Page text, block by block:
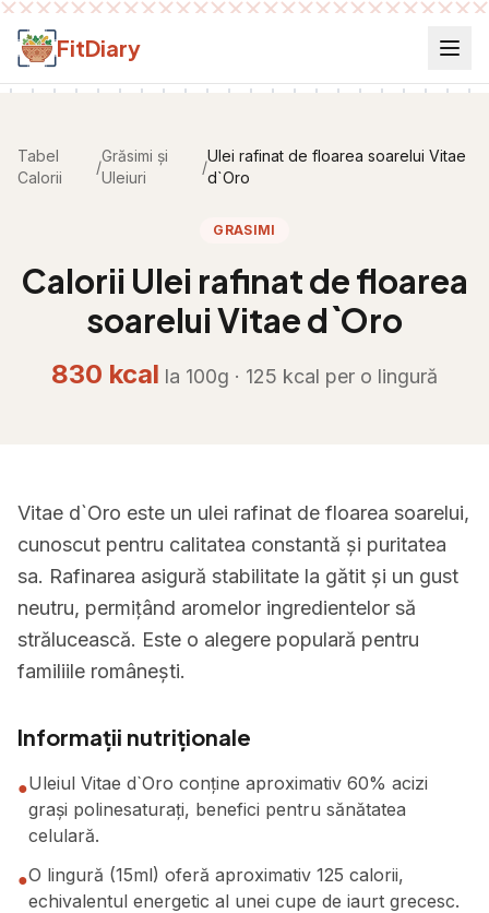
Salt la conținut
FitDiary
Tabel
Calorii
/
Grăsimi și
Uleiuri
/
Ulei rafinat de floarea soarelui Vitae
d`Oro
GRASIMI
Calorii Ulei rafinat de floarea
soarelui Vitae d`Oro
830 kcal la 100g · 125 kcal per o lingură
Vitae d`Oro este un ulei rafinat de floarea soarelui,
cunoscut pentru calitatea constantă și puritatea
sa. Rafinarea asigură stabilitate la gătit și un gust
neutru, permițând aromelor ingredientelor să
strălucească. Este o alegere populară pentru
familiile românești.
Informații nutriționale
●Uleiul Vitae d`Oro conține aproximativ 60% acizi
grași polinesaturați, benefici pentru sănătatea
celulară.
●O lingură (15ml) oferă aproximativ 125 calorii,
echivalentul energetic al unei cupe de iaurt grecesc.